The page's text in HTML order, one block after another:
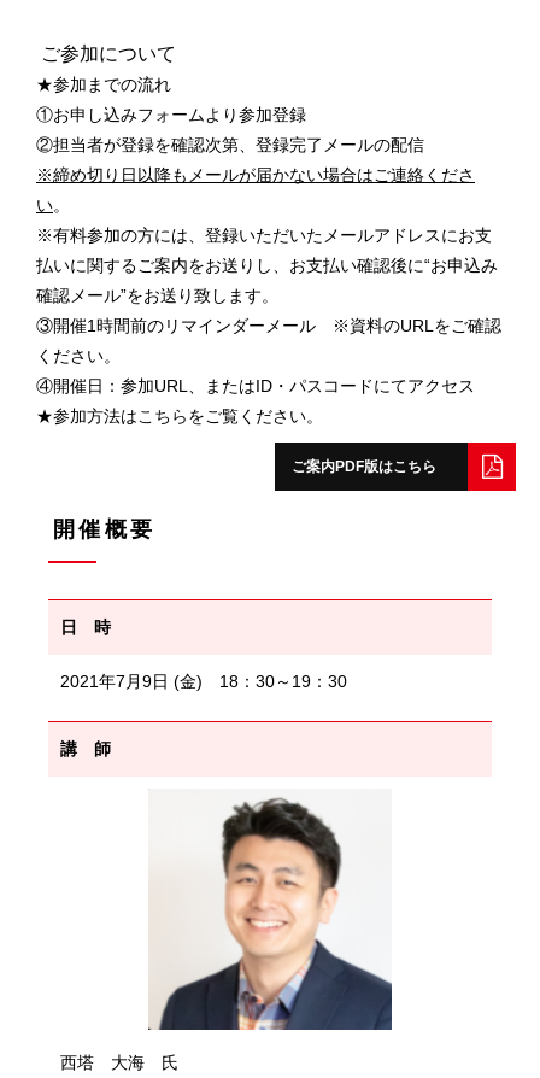
ご参加について
★参加までの流れ
①お申し込みフォームより参加登録
②担当者が登録を確認次第、登録完了メールの配信
※締め切り日以降もメールが届かない場合はご連絡くださ
い。
※有料参加の方には、登録いただいたメールアドレスにお支
払いに関するご案内をお送りし、お支払い確認後に“お申込み
確認メール”をお送り致します。
③開催1時間前のリマインダーメール ※資料のURLをご確認
ください。
④開催日：参加URL、またはID・パスコードにてアクセス
★参加方法はこちらをご覧ください。
ご案内PDF版はこちら
開催概要
日 時
2021年7月9日 (金) 18：30～19：30
講 師
西塔 大海 氏